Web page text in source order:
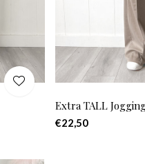
Extra TALL
€22,50